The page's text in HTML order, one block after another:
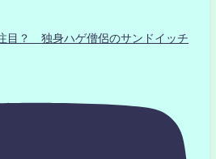
目？ 独身ハゲ僧侶のサンドイッチ